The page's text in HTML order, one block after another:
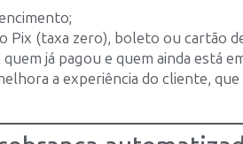
Pix (taxa zero), boleto ou cartão
já pagou e quem ainda está
a experiência do cliente,